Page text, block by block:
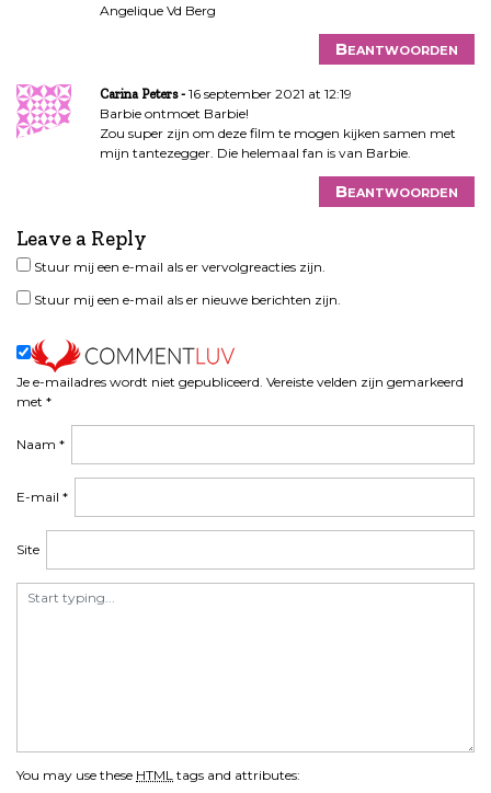
Angelique Vd Berg
Beantwoorden
Carina Peters
16 september 2021 at 12:19
Barbie ontmoet Barbie!
Zou super zijn om deze film te mogen kijken samen met
mijn tantezegger. Die helemaal fan is van Barbie.
Beantwoorden
Leave a Reply
Je e-mailadres wordt niet gepubliceerd. Vereiste velden zijn gemarkeerd
met *
You may use these HTML tags and attributes:
Naam *
E-mail *
Site
Stuur mij een e-mail als er vervolgreacties zijn.
Stuur mij een e-mail als er nieuwe berichten zijn.